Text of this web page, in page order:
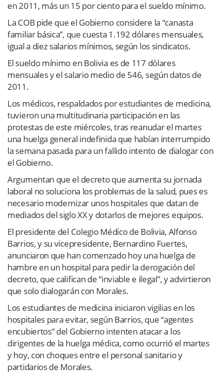
en 2011, más un 15 por ciento para el sueldo mínimo.
La COB pide que el Gobierno considere la “canasta
familiar básica”, que cuesta 1.192 dólares mensuales,
igual a diez salarios mínimos, según los sindicatos.
El sueldo mínimo en Bolivia es de 117 dólares
mensuales y el salario medio de 546, según datos de
2011.
Los médicos, respaldados por estudiantes de medicina,
tuvieron una multitudinaria participación en las
protestas de este miércoles, tras reanudar el martes
una huelga general indefinida que habían interrumpido
la semana pasada para un fallido intento de dialogar con
el Gobierno.
Argumentan que el decreto que aumenta su jornada
laboral no soluciona los problemas de la salud, pues es
necesario modernizar unos hospitales que datan de
mediados del siglo XX y dotarlos de mejores equipos.
El presidente del Colegio Médico de Bolivia, Alfonso
Barrios, y su vicepresidente, Bernardino Fuertes,
anunciaron que han comenzado hoy una huelga de
hambre en un hospital para pedir la derogación del
decreto, que califican de “inviable e ilegal”, y advirtieron
que solo dialogarán con Morales.
Los estudiantes de medicina iniciaron vigilias en los
hospitales para evitar, según Barrios, que “agentes
encubiertos” del Gobierno intenten atacar a los
dirigentes de la huelga médica, como ocurrió el martes
y hoy, con choques entre el personal sanitario y
partidarios de Morales.